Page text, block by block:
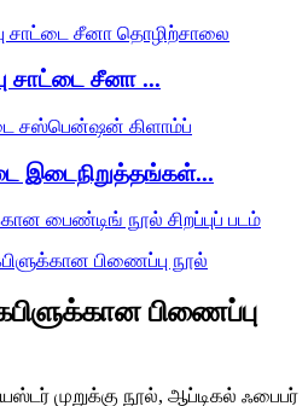
சாட்டை சீனா ...
இடைநிறுத்தங்கள்...
பிணைப்பு
முறுக்கு நூல், ஆப்டிகல் ஃபைபர்